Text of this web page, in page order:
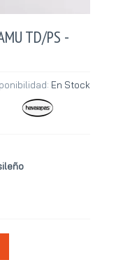
TD/PS -
En Stock